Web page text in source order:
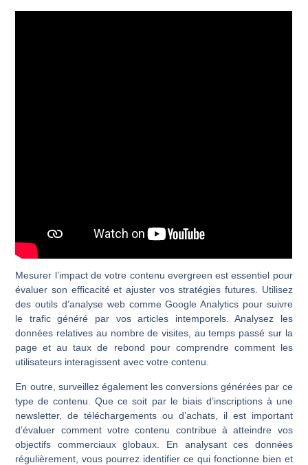
Mesurer l’impact de votre contenu evergreen est essentiel pour
évaluer son efficacité et ajuster vos stratégies futures. Utilisez
des outils d’analyse web comme Google Analytics pour suivre
le trafic généré par vos articles intemporels. Analysez les
données relatives au nombre de visites, au temps passé sur la
page et au taux de rebond pour comprendre comment les
utilisateurs interagissent avec votre contenu.
En outre, surveillez également les conversions générées par ce
type de contenu. Que ce soit par le biais d’inscriptions à une
newsletter, de téléchargements ou d’achats, il est important
d’évaluer comment votre contenu contribue à atteindre vos
objectifs commerciaux globaux. En analysant ces données
régulièrement, vous pourrez identifier ce qui fonctionne bien et